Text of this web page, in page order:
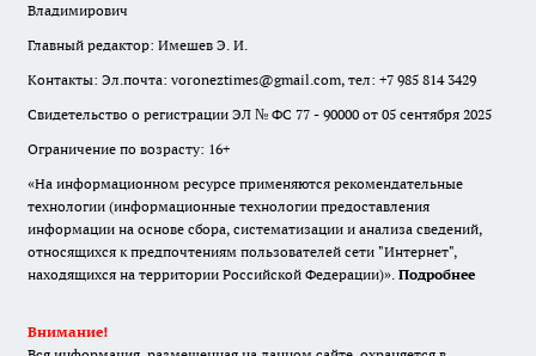
Владимирович
Главный редактор: Имешев Э. И.
Контакты: Эл.почта: voroneztimes@gmail.com, тел: +7 985 814 3429
Свидетельство о регистрации ЭЛ № ФС 77 - 90000 от 05 сентября 2025
Ограничение по возрасту: 16+
«На информационном ресурсе применяются рекомендательные
технологии (информационные технологии предоставления
информации на основе сбора, систематизации и анализа сведений,
относящихся к предпочтениям пользователей сети "Интернет",
находящихся на территории Российской Федерации)». Подробнее
Внимание!